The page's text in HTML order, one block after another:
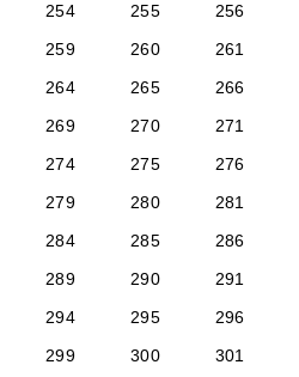
254
255 256
259
260 261
264
265 266
269
270 271
274
275 276
279
280 281
284
285 286
289
290 291
294
295 296
299
300 301